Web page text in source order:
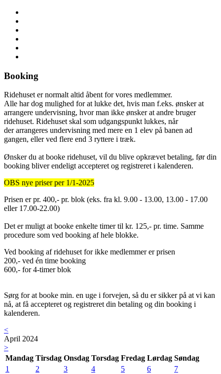
Booking
Ridehuset er normalt altid åbent for vores medlemmer.
Alle har dog mulighed for at lukke det, hvis man f.eks. ønsker at
arrangere undervisning, hvor man ikke ønsker at andre bruger
ridehuset. Ridehuset skal som udgangspunkt lukkes, når
der arrangeres undervisning med mere en 1 elev på banen ad
gangen, eller ved flere end 3 ryttere i træk.
Ønsker du at booke ridehuset, vil du blive opkrævet betaling, før din
booking bliver endeligt accepteret og registreret i kalenderen.
OBS nye priser per 1/1-2025
Prisen er pr. 400,- pr. blok (eks. fra kl. 9.00 - 13.00, 13.00 - 17.00
eller 17.00-22.00)
Det er muligt at booke enkelte timer til kr. 125,- pr. time. Samme
procedure som ved booking af hele blokke.
Ved booking af ridehuset for ikke medlemmer er prisen
200,- ved én time booking
600,- for 4-timer blok
Sørg for at booke min. en uge i forvejen, så du er sikker på at vi kan
nå, at få accepteret og registreret din betaling og din booking i
kalenderen.
<
April 2024
>
Mandag Tirsdag Onsdag Torsdag Fredag Lørdag Søndag
1
2 3 4 5 6
7